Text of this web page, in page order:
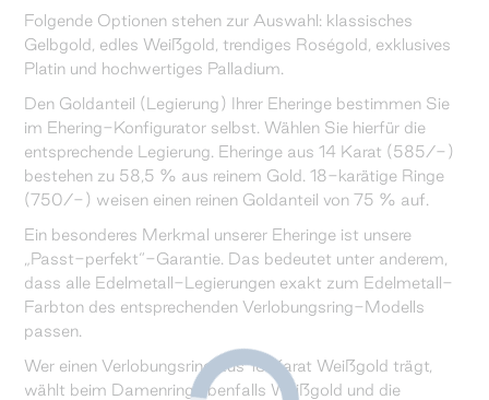
Folgende Optionen stehen zur Auswahl: klassisches
Gelbgold, edles Weißgold, trendiges Roségold, exklusives
Platin und hochwertiges Palladium.
Den Goldanteil (Legierung) Ihrer Eheringe bestimmen Sie
im Ehering-Konfigurator selbst. Wählen Sie hierfür die
entsprechende Legierung. Eheringe aus 14 Karat (585/-)
bestehen zu 58,5 % aus reinem Gold. 18-karätige Ringe
(750/-) weisen einen reinen Goldanteil von 75 % auf.
Ein besonderes Merkmal unserer Eheringe ist unsere
„Passt-perfekt“-Garantie. Das bedeutet unter anderem,
dass alle Edelmetall-Legierungen exakt zum Edelmetall-
Farbton des entsprechenden Verlobungsring-Modells
passen.
Wer einen Verlobungsring aus 18 Karat Weißgold trägt,
wählt beim Damenring ebenfalls Weißgold und die